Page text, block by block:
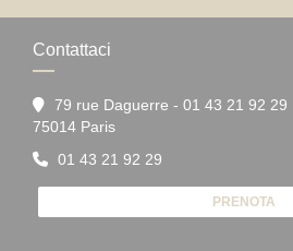
Contattaci
79 rue Daguerre - 01 43 21 92 29
75014 Paris((apre una nuova finestra))
01 43 21 92 29
PRENOTA